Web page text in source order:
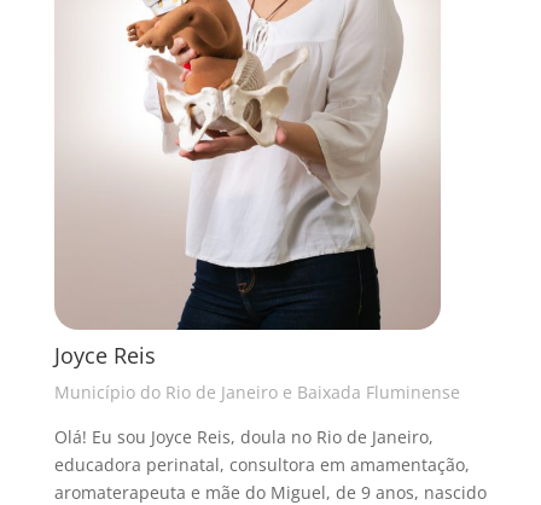
Joyce Reis
Município do Rio de Janeiro e Baixada Fluminense
Olá! Eu sou Joyce Reis, doula no Rio de Janeiro,
educadora perinatal, consultora em amamentação,
aromaterapeuta e mãe do Miguel, de 9 anos, nascido